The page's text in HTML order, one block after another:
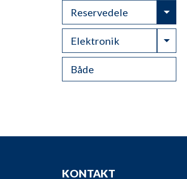
Reservedele
Elektronik
Både
KONTAKT